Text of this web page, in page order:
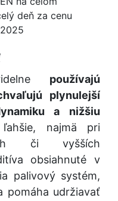
deň za cenu
používajú
plynulejší
a nižšiu
najmä pri
či vyšších
obsiahnuté v
palivový systém,
pomáha udržiavať